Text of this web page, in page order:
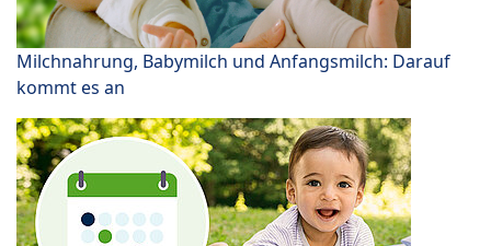
Milchnahrung, Babymilch und Anfangsmilch: Darauf
kommt es an